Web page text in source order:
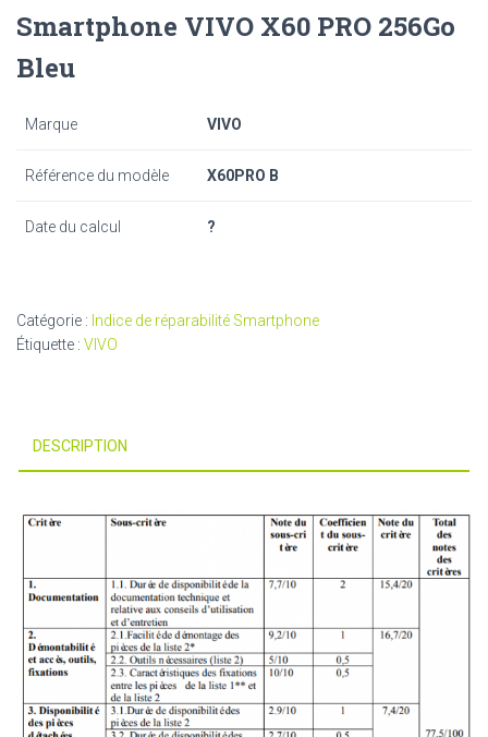
Smartphone VIVO X60 PRO 256Go
Bleu
Marque VIVO
Référence du modèle X60PRO B
Date du calcul ?
Catégorie : Indice de réparabilité Smartphone
Étiquette : VIVO
DESCRIPTION